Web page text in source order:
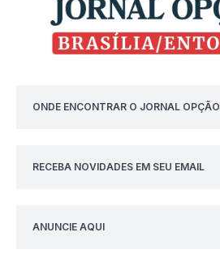
ONDE ENCONTRAR O JORNAL OPÇÃO
RECEBA NOVIDADES EM SEU EMAIL
ANUNCIE AQUI